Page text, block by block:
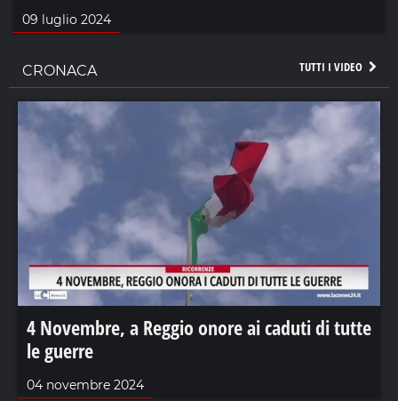
09 luglio 2024
TUTTI I VIDEO
CRONACA
4 Novembre, a Reggio onore ai caduti di tutte
le guerre
04 novembre 2024